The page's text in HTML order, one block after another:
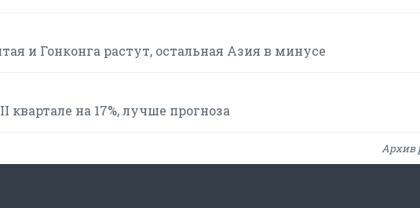
и Гонконга растут, остальная Азия в минусе
на 17%, лучше прогноза
Архив